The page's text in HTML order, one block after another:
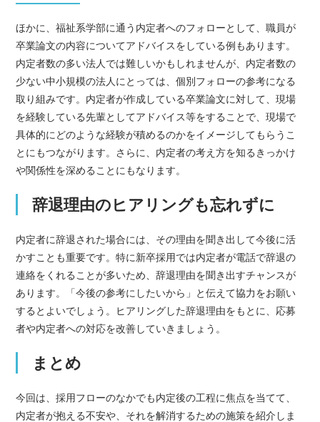
ほかに、福祉系学部に通う内定者へのフォローとして、職員が
卒業論文の内容についてアドバイスをしている例もあります。
内定者数の多い法人では難しいかもしれませんが、内定者数の
少ない中小規模の法人にとっては、個別フォローの参考になる
取り組みです。内定者が作成している卒業論文に対して、現場
を経験している先輩としてアドバイス等をすることで、現場で
具体的にどのような経験が積めるのかをイメージしてもらうこ
とにもつながります。さらに、内定者の考え方を知るきっかけ
や関係性を深めることにもなります。
辞退理由のヒアリングも忘れずに
内定者に辞退された場合には、その理由を聞き出して今後に活
かすことも重要です。特に新卒採用では内定者が電話で辞退の
連絡をくれることが多いため、辞退理由を聞き出すチャンスが
あります。「今後の参考にしたいから」と伝えて協力をお願い
するとよいでしょう。ヒアリングした辞退理由をもとに、応募
者や内定者への対応を改善していきましょう。
まとめ
今回は、採用フローのなかでも内定後の工程に焦点を当てて、
内定者が抱える不安や、それを解消するための施策を紹介しま